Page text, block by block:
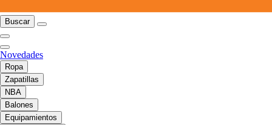
Buscar
Novedades
Ropa
Zapatillas
NBA
Balones
Equipamientos